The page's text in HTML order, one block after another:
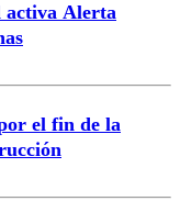
activa Alerta
el fin de la